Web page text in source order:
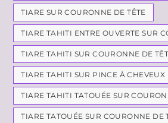
TIARE SUR COURONNE DE TÊTE
TIARE TAHITI ENTRE OUVERTE SUR
TIARE TAHITI SUR COURONNE DE
TIARE TAHITI SUR PINCE À CHEVEUX
TIARE TAHITI TATOUÉE SUR
TIARE TATOUÉE SUR COURONNE DE